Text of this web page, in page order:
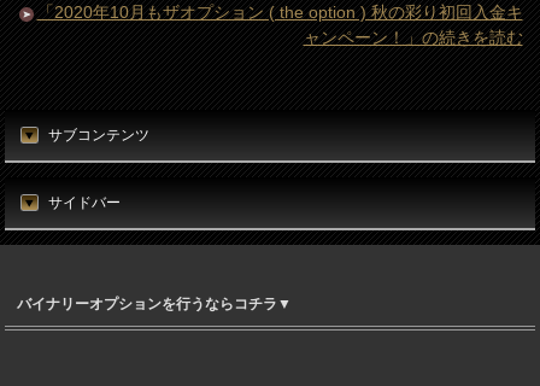
「2020年10月もザオプション ( the option ) 秋の彩り初回入金キ
ャンペーン！」の続きを読む
サブコンテンツ
サイドバー
バイナリーオプションを行うならコチラ▼